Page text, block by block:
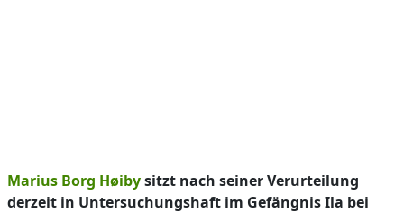
Marius Borg Høibysitzt nach seiner Verurteilung
derzeit in Untersuchungshaft im Gefängnis Ila bei